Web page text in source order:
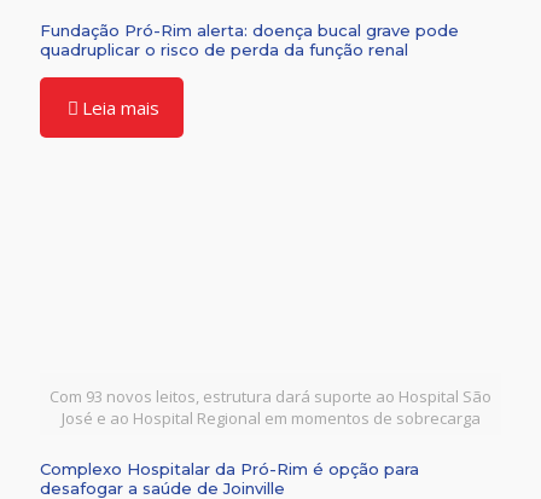
Fundação Pró-Rim alerta: doença bucal grave pode
quadruplicar o risco de perda da função renal
Leia mais
Com 93 novos leitos, estrutura dará suporte ao Hospital São
José e ao Hospital Regional em momentos de sobrecarga
Complexo Hospitalar da Pró-Rim é opção para
desafogar a saúde de Joinville